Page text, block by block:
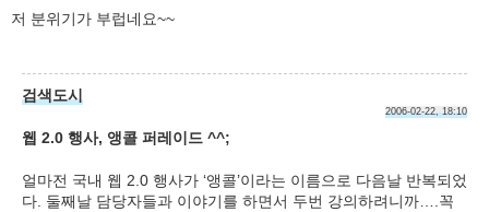
저 분위기가 부럽네요~~
검색도시
2006-02-22, 18:10
웹 2.0 행사, 앵콜 퍼레이드 ^^;
얼마전 국내 웹 2.0 행사가 ‘앵콜’이라는 이름으로 다음날 반복되었
다. 둘째날 담당자들과 이야기를 하면서 두번 강의하려니까….꼭